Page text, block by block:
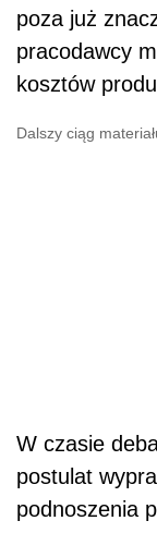
poza już
pracodawcy
kosztów
Dalszy ciąg
W czasie
postulat
podnoszenia